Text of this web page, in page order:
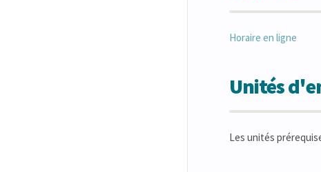
Horaire en ligne
Unités
Les unités